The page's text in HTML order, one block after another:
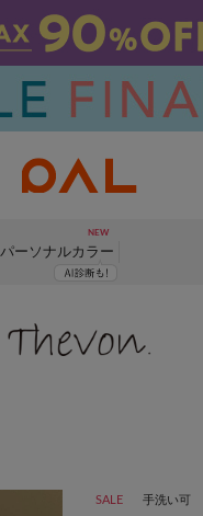
パーソナルカラー
SALE 手洗い可